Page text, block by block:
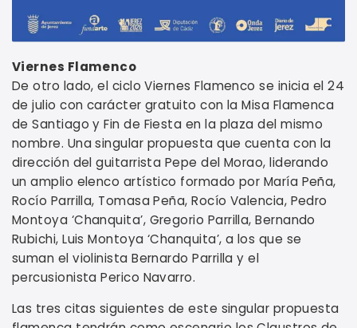
Viernes Flamenco
De otro lado, el ciclo Viernes Flamenco se inicia el 24
de julio con carácter gratuito con la Misa Flamenca
de Santiago y Fin de Fiesta en la plaza del mismo
nombre. Una singular propuesta que cuenta con la
dirección del guitarrista Pepe del Morao, liderando
un amplio elenco artístico formado por María Peña,
Rocío Parrilla, Tomasa Peña, Rocío Valencia, Pedro
Montoya ‘Chanquita’, Gregorio Parrilla, Bernando
Rubichi, Luis Montoya ‘Chanquita’, a los que se
suman el violinista Bernardo Parrilla y el
percusionista Perico Navarro.
Las tres citas siguientes de este singular propuesta